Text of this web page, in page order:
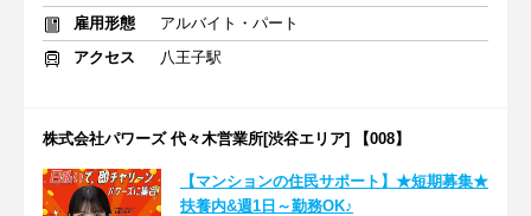
雇用形態
アルバイト・パート
アクセス
八王子駅
株式会社パワーズ 代々木営業所[渋谷エリア] 【008】
【マンションの住民サポート】★短期募集★
扶養内&週1日～勤務OK♪